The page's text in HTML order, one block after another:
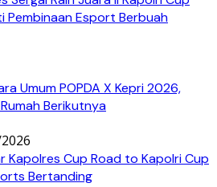
Pembinaan Esport Berbuah
Umum POPDA X Kepri 2026,
Berikutnya
Kapolres Cup Road to Kapolri Cup
Bertanding